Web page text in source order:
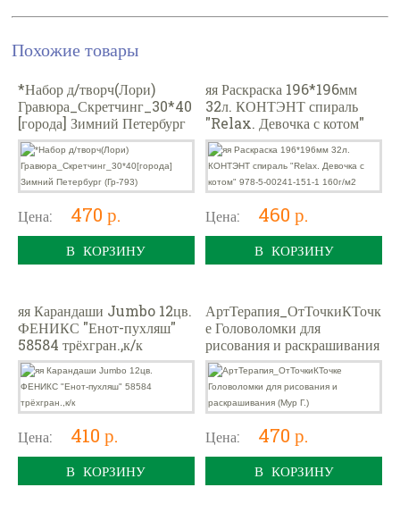
Похожие товары
*Набор д/творч(Лори)
Гравюра_Скретчинг_30*40
[города] Зимний Петербург
(Гр-793)
Цена: 470 р.
В КОРЗИНУ
яя Раскраска 196*196мм
32л. КОНТЭНТ спираль
"Relax. Девочка с котом"
978-5-00241-151-1 160г/м2
Цена: 460 р.
В КОРЗИНУ
яя Карандаши Jumbo 12цв.
ФЕНИКС "Енот-пухляш"
58584 трёхгран.,к/к
Цена: 410 р.
В КОРЗИНУ
АртТерапия_ОтТочкиКТочк
е Головоломки для
рисования и раскрашивания
(Мур Г.)
Цена: 470 р.
В КОРЗИНУ